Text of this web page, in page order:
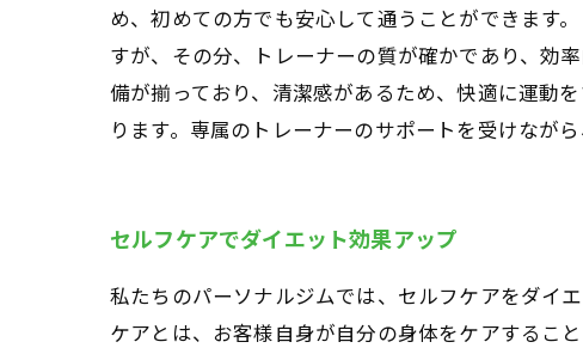
め、初めての方でも安心して通うことができます
すが、その分、トレーナーの質が確かであり、効
備が揃っており、清潔感があるため、快適に運動
ります。専属のトレーナーのサポートを受けなが
セルフケアでダイエット効果アップ
私たちのパーソナルジムでは、セルフケアをダイ
ケアとは、お客様自身が自分の身体をケアするこ